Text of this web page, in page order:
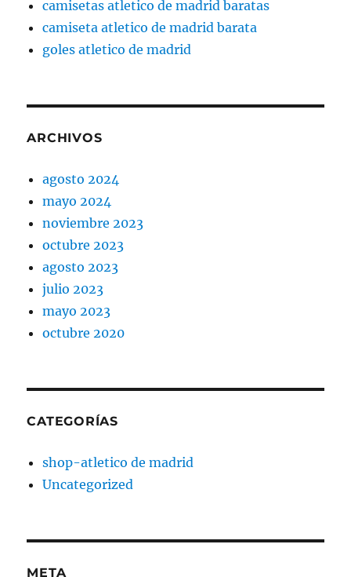
camisetas atletico de madrid baratas
camiseta atletico de madrid barata
goles atletico de madrid
ARCHIVOS
agosto 2024
mayo 2024
noviembre 2023
octubre 2023
agosto 2023
julio 2023
mayo 2023
octubre 2020
CATEGORÍAS
shop-atletico de madrid
Uncategorized
META